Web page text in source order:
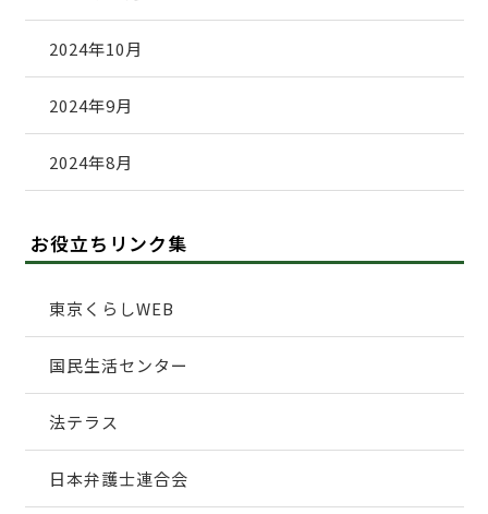
2024年10月
2024年9月
2024年8月
お役立ちリンク集
東京くらしWEB
国民生活センター
法テラス
日本弁護士連合会